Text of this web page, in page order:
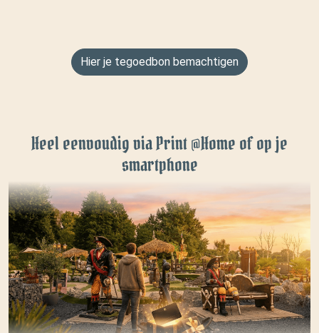
Hier je tegoedbon bemachtigen
Heel eenvoudig via Print @Home of op je
smartphone